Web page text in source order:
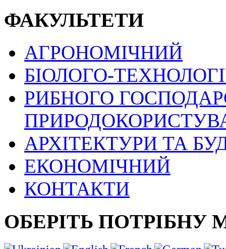
ФАКУЛЬТЕТИ
АГРОНОМІЧНИЙ
БІОЛОГО-
РИБНОГО
АРХІТЕКТУРИ ТА
ЕКОНОМІЧНИЙ
КОНТАКТИ
ОБЕРІТЬ ПОТРІБНУ